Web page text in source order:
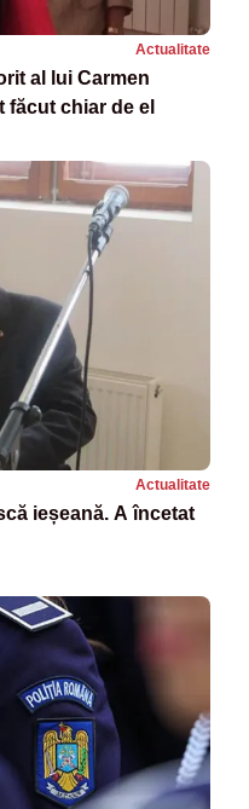
Actualitate
al lui Carmen
făcut chiar de el
Actualitate
ieșeană. A încetat